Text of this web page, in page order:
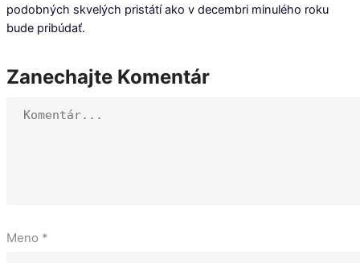
podobných skvelých pristátí ako v decembri minulého roku
bude pribúdať.
Zanechajte Komentár
Meno *